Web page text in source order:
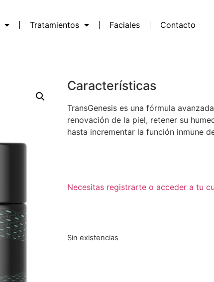
Tratamientos Faciales Contacto
Características
TransGenesis es una fórmula
renovación de la piel, retener su
hasta incrementar la función inmune
Necesitas registrarte o acceder a tu
Sin existencias